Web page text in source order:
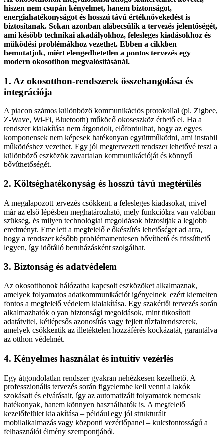
hiszen nem csupán kényelmet, hanem biztonságot,
energiahatékonyságot és hosszú távú értéknövekedést is
biztosítanak. Sokan azonban alábecsülik a tervezés jelentőségét,
ami később technikai akadályokhoz, felesleges kiadásokhoz és
működési problémákhoz vezethet. Ebben a cikkben
bemutatjuk, miért elengedhetetlen a pontos tervezés egy
modern okosotthon megvalósításánál.
1. Az okosotthon-rendszerek összehangolása és
integrációja
A piacon számos különböző kommunikációs protokollal (pl. Zigbee,
Z-Wave, Wi-Fi, Bluetooth) működő okoseszköz érhető el. Ha a
rendszer kialakítása nem átgondolt, előfordulhat, hogy az egyes
komponensek nem képesek hatékonyan együttműködni, ami instabil
működéshez vezethet. Egy jól megtervezett rendszer lehetővé teszi a
különböző eszközök zavartalan kommunikációját és könnyű
bővíthetőségét.
2. Költséghatékonyság és hosszú távú megtérülés
A megalapozott tervezés csökkenti a felesleges kiadásokat, mivel
már az első lépésben meghatározható, mely funkciókra van valóban
szükség, és milyen technológiai megoldások biztosítják a legjobb
eredményt. Emellett a megfelelő előkészítés lehetőséget ad arra,
hogy a rendszer később problémamentesen bővíthető és frissíthető
legyen, így időtálló beruházásként szolgálhat.
3. Biztonság és adatvédelem
Az okosotthonok hálózatba kapcsolt eszközöket alkalmaznak,
amelyek folyamatos adatkommunikációt igényelnek, ezért kiemelten
fontos a megfelelő védelem kialakítása. Egy szakértői tervezés során
alkalmazhatók olyan biztonsági megoldások, mint titkosított
adatátvitel, kétlépcsős azonosítás vagy fejlett tűzfalrendszerek,
amelyek csökkentik az illetéktelen hozzáférés kockázatát, garantálva
az otthon védelmét.
4. Kényelmes használat és intuitív vezérlés
Egy átgondolatlan rendszer gyakran nehézkesen kezelhető. A
professzionális tervezés során figyelembe kell venni a lakók
szokásait és elvárásait, így az automatizált folyamatok nemcsak
hatékonyak, hanem könnyen használhatók is. A megfelelő
kezelőfelület kialakítása – például egy jól strukturált
mobilalkalmazás vagy központi vezérlőpanel – kulcsfontosságú a
felhasználói élmény szempontjából.